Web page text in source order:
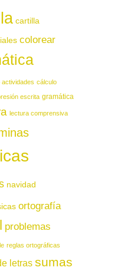
cartilla
colorear
cálculo
escrita gramática
lectura comprensiva
navidad
ortografía
problemas
reglas ortográficas
letras sumas